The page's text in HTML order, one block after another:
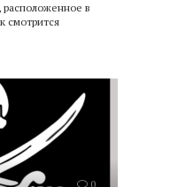
расположенное в
смотрится
0